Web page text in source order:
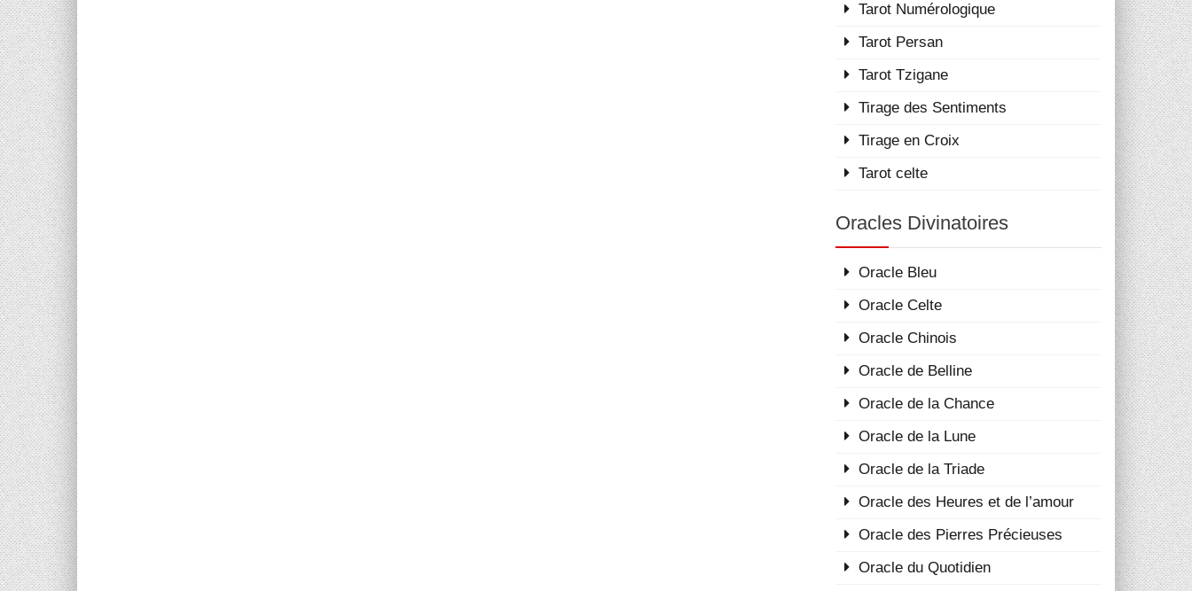
Tarot Numérologique
Tarot Persan
Tarot Tzigane
Tirage des Sentiments
Tirage en Croix
Tarot celte
Oracles Divinatoires
Oracle Bleu
Oracle Celte
Oracle Chinois
Oracle de Belline
Oracle de la Chance
Oracle de la Lune
Oracle de la Triade
Oracle des Heures et de l’amour
Oracle des Pierres Précieuses
Oracle du Quotidien